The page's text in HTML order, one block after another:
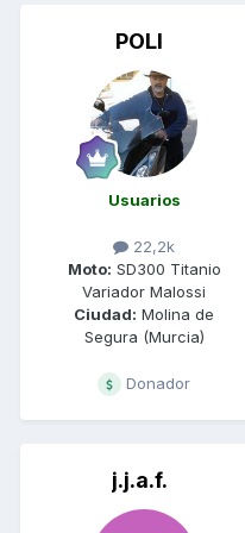
POLI
Usuarios
22,2k
Moto: SD300 Titanio
Variador Malossi
Ciudad: Molina de
Segura (Murcia)
Donador
j.j.a.f.